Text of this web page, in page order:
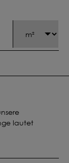
lautet